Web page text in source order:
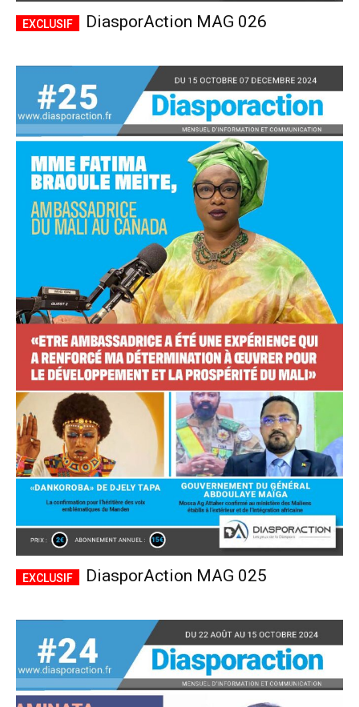
Accès complet
$22 / anplaceholder text
Tous les articles
Annonces
ANNUEL MENSUEL
CHOISIR LE FORFAIT
DiasporAction MAG 026
DiasporAction MAG 025